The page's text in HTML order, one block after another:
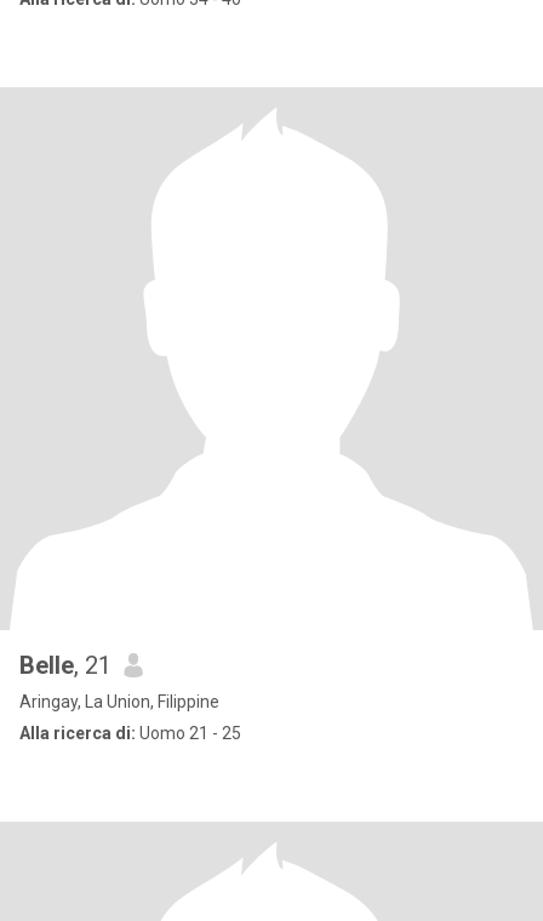
Belle, 21
Aringay, La Union, Filippine
Alla ricerca di: Uomo 21 - 25